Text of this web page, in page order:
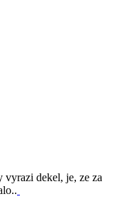
vyrazi dekel, je, ze za